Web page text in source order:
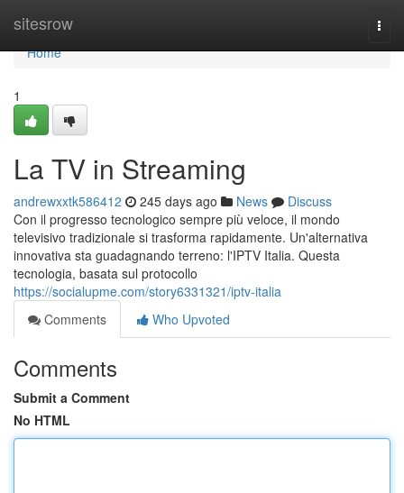
sitesrow
Home
Home
1
La TV in Streaming
andrewxxtk586412 245 days ago News
Discuss
Con il progresso tecnologico sempre più veloce, il mondo
televisivo tradizionale si trasforma rapidamente. Un'alternativa
innovativa sta guadagnando terreno: l'IPTV Italia. Questa
tecnologia, basata sul protocollo
https://socialupme.com/story6331321/iptv-italia
Comments
Who Upvoted
Comments
Submit a Comment
No HTML